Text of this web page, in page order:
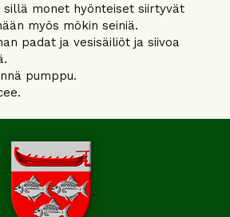
sillä monet hyönteiset siirtyvät
myös mökin seiniä.
padat ja vesisäiliöt ja siivoa
pumppu.